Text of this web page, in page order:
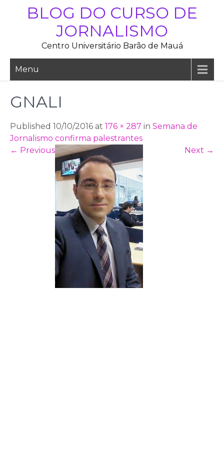
BLOG DO CURSO DE
JORNALISMO
Centro Universitário Barão de Mauá
Menu
GNALI
Published 10/10/2016 at 176 × 287 in Semana de
Jornalismo confirma palestrantes
← Previous Next →